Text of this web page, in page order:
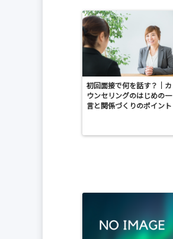
初回面接で何を話す？｜カ
ウンセリングのはじめの一
言と関係づくりのポイント